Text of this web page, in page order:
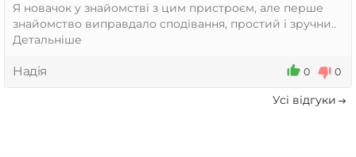
Я новачок у знайомстві з цим пристроєм, але перше
знайомство виправдало сподівання, простий і зручни..
Детальніше
Надія 0 0
Усi вiдгуки